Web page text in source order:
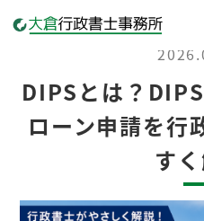
DIPSとは？
ローン申請を行
す